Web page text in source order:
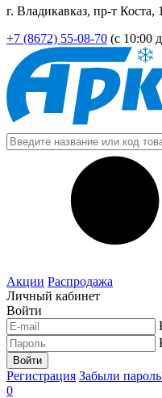
г. Владикавказ, пр-т
+7 (8672) 55-08-70 (с 10:00
Акции Распродажа
Личный кабинет
Войти
Войти
Регистрация Забыли
0